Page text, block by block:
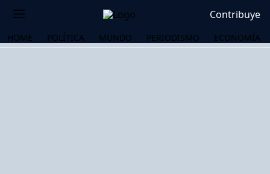
Contribuye
HOME POLÍTICA MUNDO PERIODISMO ECONOMÍA